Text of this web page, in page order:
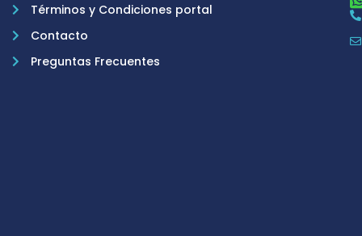
Términos y Condiciones portal
Contacto
Preguntas Frecuentes